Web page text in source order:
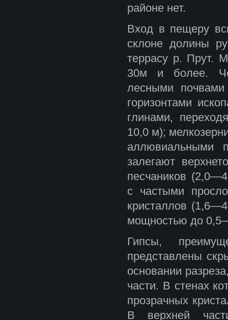
районе нет.
Вход в пещеру
склоне долины
террасу р. Прут.
30м и более.
лесными
горизонтами
глинами,
10,0 м);
аллювиальными
залегают
песчаников
с частыми
кристаллов
мощностью до
Гипсы,
представлены
основании
части. В стенах
прозрачных
В верхней